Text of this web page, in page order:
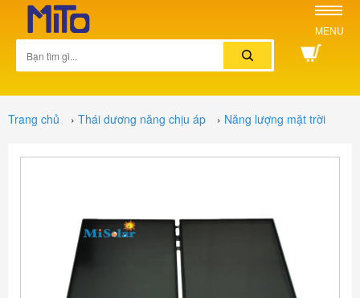
MENU
Trang chủ › Thái dương năng chịu áp › Năng lượng mặt trời